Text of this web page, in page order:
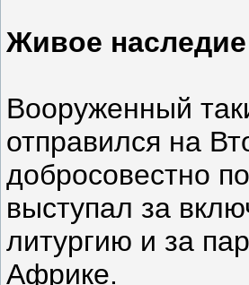
Живое наследие
Вооруженный
отправился на
добросовестно
выступал за
литургию и за
Африке.